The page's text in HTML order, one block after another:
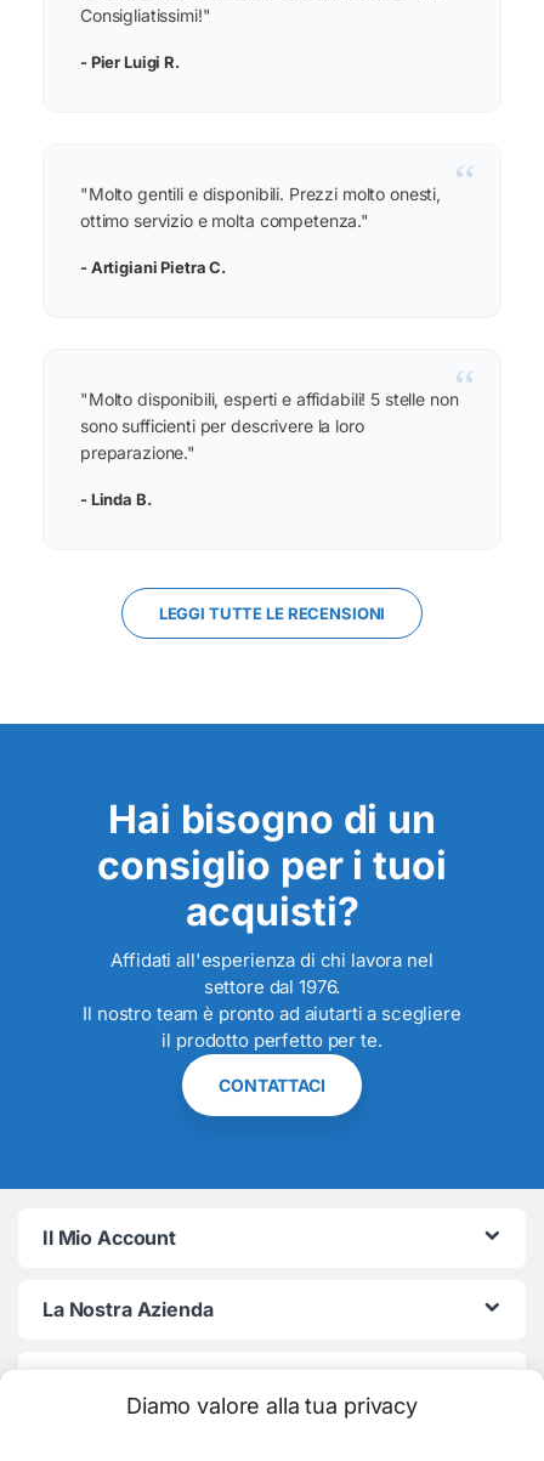
Diamo valore alla tua privacy
Consigliatissimi!"
- Pier Luigi R.
“
"Molto gentili e disponibili. Prezzi molto onesti,
ottimo servizio e molta competenza."
- Artigiani Pietra C.
“
"Molto disponibili, esperti e affidabili! 5 stelle non
sono sufficienti per descrivere la loro
preparazione."
- Linda B.
LEGGI TUTTE LE RECENSIONI
Hai bisogno di un
consiglio per i tuoi
acquisti?
Affidati all'esperienza di chi lavora nel
settore dal 1976.
Il nostro team è pronto ad aiutarti a scegliere
il prodotto perfetto per te.
CONTATTACI
Il Mio Account
La Nostra Azienda